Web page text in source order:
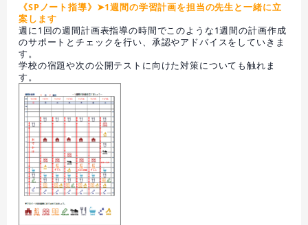
《SPノート指導》➤1週間の学習計画を担当の先生と一緒に立
案します
週に1回の週間計画表指導の時間でこのような1週間の計画作成
のサポートとチェックを行い、承認やアドバイスをしていきま
す。
学校の宿題や次の公開テストに向けた対策についても触れま
す。